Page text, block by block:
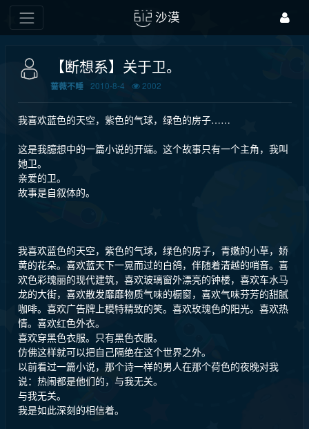
沙漠
【断想系】关于卫。
蔷薇不睡 2010-8-4 2002
我喜欢蓝色的天空，紫色的气球，绿色的房子……
这是我臆想中的一篇小说的开端。这个故事只有一个主角，我叫
她卫。
亲爱的卫。
故事是自叙体的。
我喜欢蓝色的天空，紫色的气球，绿色的房子，青嫩的小草，娇
黄的花朵。喜欢蓝天下一晃而过的白鸽，伴随着清越的哨音。喜
欢色彩瑰丽的现代建筑，喜欢玻璃窗外漂亮的钟楼，喜欢车水马
龙的大街，喜欢散发靡靡物质气味的橱窗，喜欢气味芬芳的甜腻
咖啡。喜欢广告牌上模特精致的笑。喜欢玫瑰色的阳光。喜欢热
情。喜欢红色外衣。
喜欢穿黑色衣服。只有黑色衣服。
仿佛这样就可以把自己隔绝在这个世界之外。
以前看过一篇小说，那个诗一样的男人在那个荷色的夜晚对我
说：热闹都是他们的，与我无关。
与我无关。
我是如此深刻的相信着。